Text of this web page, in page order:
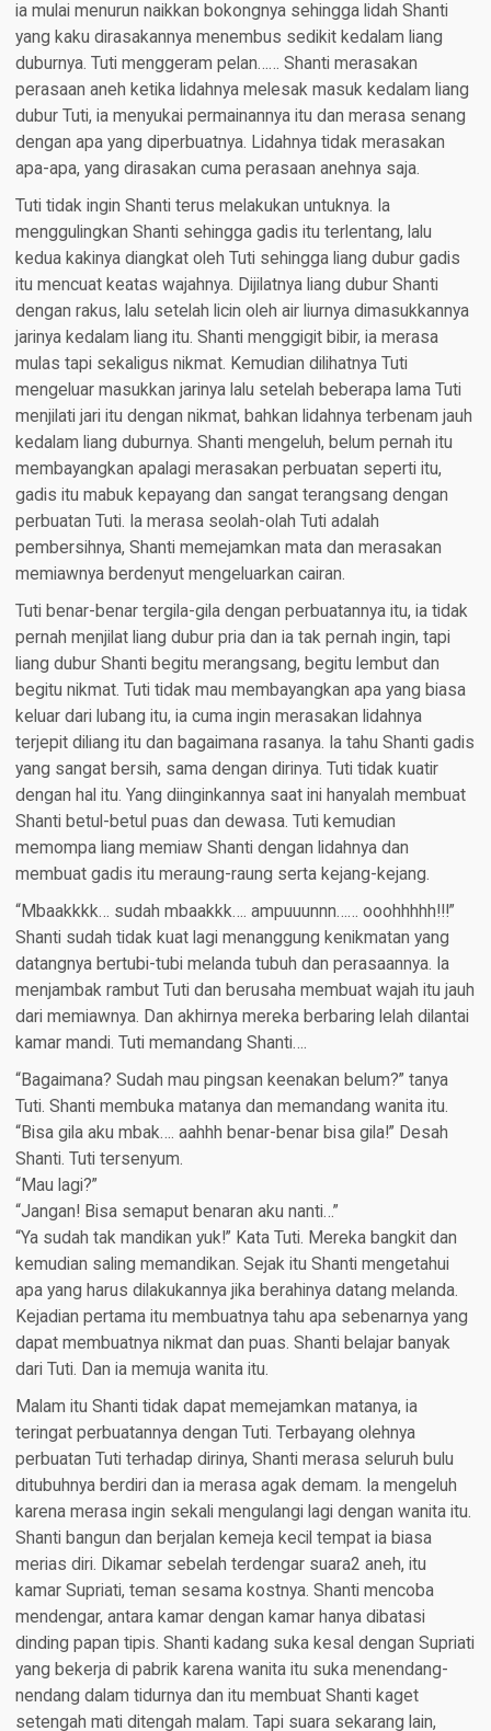
ia mulai menurun naikkan bokongnya sehingga lidah Shanti
yang kaku dirasakannya menembus sedikit kedalam liang
duburnya. Tuti menggeram pelan…… Shanti merasakan
perasaan aneh ketika lidahnya melesak masuk kedalam liang
dubur Tuti, ia menyukai permainannya itu dan merasa senang
dengan apa yang diperbuatnya. Lidahnya tidak merasakan
apa-apa, yang dirasakan cuma perasaan anehnya saja.
Tuti tidak ingin Shanti terus melakukan untuknya. Ia
menggulingkan Shanti sehingga gadis itu terlentang, lalu
kedua kakinya diangkat oleh Tuti sehingga liang dubur gadis
itu mencuat keatas wajahnya. Dijilatnya liang dubur Shanti
dengan rakus, lalu setelah licin oleh air liurnya dimasukkannya
jarinya kedalam liang itu. Shanti menggigit bibir, ia merasa
mulas tapi sekaligus nikmat. Kemudian dilihatnya Tuti
mengeluar masukkan jarinya lalu setelah beberapa lama Tuti
menjilati jari itu dengan nikmat, bahkan lidahnya terbenam jauh
kedalam liang duburnya. Shanti mengeluh, belum pernah itu
membayangkan apalagi merasakan perbuatan seperti itu,
gadis itu mabuk kepayang dan sangat terangsang dengan
perbuatan Tuti. Ia merasa seolah-olah Tuti adalah
pembersihnya, Shanti memejamkan mata dan merasakan
memiawnya berdenyut mengeluarkan cairan.
Tuti benar-benar tergila-gila dengan perbuatannya itu, ia tidak
pernah menjilat liang dubur pria dan ia tak pernah ingin, tapi
liang dubur Shanti begitu merangsang, begitu lembut dan
begitu nikmat. Tuti tidak mau membayangkan apa yang biasa
keluar dari lubang itu, ia cuma ingin merasakan lidahnya
terjepit diliang itu dan bagaimana rasanya. Ia tahu Shanti gadis
yang sangat bersih, sama dengan dirinya. Tuti tidak kuatir
dengan hal itu. Yang diinginkannya saat ini hanyalah membuat
Shanti betul-betul puas dan dewasa. Tuti kemudian
memompa liang memiaw Shanti dengan lidahnya dan
membuat gadis itu meraung-raung serta kejang-kejang.
“Mbaakkkk… sudah mbaakkk…. ampuuunnn…… ooohhhhh!!!”
Shanti sudah tidak kuat lagi menanggung kenikmatan yang
datangnya bertubi-tubi melanda tubuh dan perasaannya. Ia
menjambak rambut Tuti dan berusaha membuat wajah itu jauh
dari memiawnya. Dan akhirnya mereka berbaring lelah dilantai
kamar mandi. Tuti memandang Shanti….
“Bagaimana? Sudah mau pingsan keenakan belum?” tanya
Tuti. Shanti membuka matanya dan memandang wanita itu.
“Bisa gila aku mbak…. aahhh benar-benar bisa gila!” Desah
Shanti. Tuti tersenyum.
“Mau lagi?”
“Jangan! Bisa semaput benaran aku nanti…”
“Ya sudah tak mandikan yuk!” Kata Tuti. Mereka bangkit dan
kemudian saling memandikan. Sejak itu Shanti mengetahui
apa yang harus dilakukannya jika berahinya datang melanda.
Kejadian pertama itu membuatnya tahu apa sebenarnya yang
dapat membuatnya nikmat dan puas. Shanti belajar banyak
dari Tuti. Dan ia memuja wanita itu.
Malam itu Shanti tidak dapat memejamkan matanya, ia
teringat perbuatannya dengan Tuti. Terbayang olehnya
perbuatan Tuti terhadap dirinya, Shanti merasa seluruh bulu
ditubuhnya berdiri dan ia merasa agak demam. Ia mengeluh
karena merasa ingin sekali mengulangi lagi dengan wanita itu.
Shanti bangun dan berjalan kemeja kecil tempat ia biasa
merias diri. Dikamar sebelah terdengar suara2 aneh, itu
kamar Supriati, teman sesama kostnya. Shanti mencoba
mendengar, antara kamar dengan kamar hanya dibatasi
dinding papan tipis. Shanti kadang suka kesal dengan Supriati
yang bekerja di pabrik karena wanita itu suka menendang-
nendang dalam tidurnya dan itu membuat Shanti kaget
setengah mati ditengah malam. Tapi suara sekarang lain,